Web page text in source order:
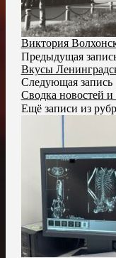
Виктория
Предыдущая
Вкусы
Следующая запись
Сводка новостей
Ещё записи из